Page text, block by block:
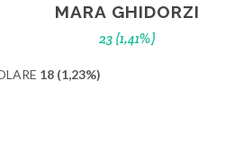
MARA GHIDORZI
23 (1,41%)
18 (1,23%)